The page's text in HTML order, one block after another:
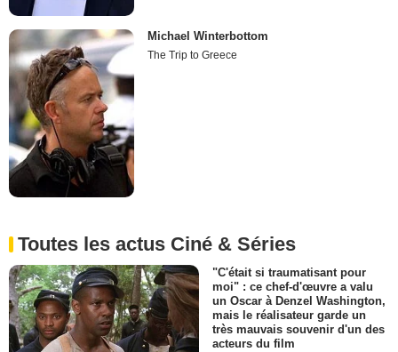
Michael Winterbottom
The Trip to Greece
Toutes les actus Ciné & Séries
"C'était si traumatisant pour
moi" : ce chef-d'œuvre a valu
un Oscar à Denzel Washington,
mais le réalisateur garde un
très mauvais souvenir d'un des
acteurs du film